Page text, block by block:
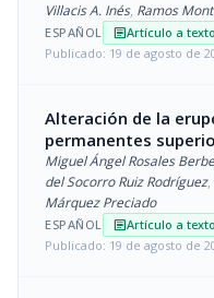
Villacis A. Inés, Ramos
ESPAÑOL articleArtículo a
Publicado: 19 de agosto de
Alteración de la
permanentes
Miguel Ángel Rosales
del Socorro Ruiz Rodríguez,
Márquez Preciado
ESPAÑOL articleArtículo a
Publicado: 19 de agosto de